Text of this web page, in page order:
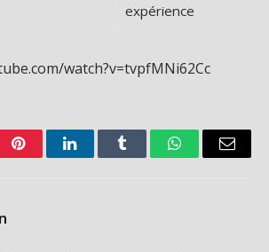
expérience
watch?v=tvpfMNi62Cc
PinterestLinkedInTumblr WhatsAppEmail